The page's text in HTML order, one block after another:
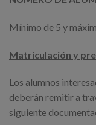
Mínimo de 5 y
Matriculación y
Los alumnos
deberán remitir a
siguiente